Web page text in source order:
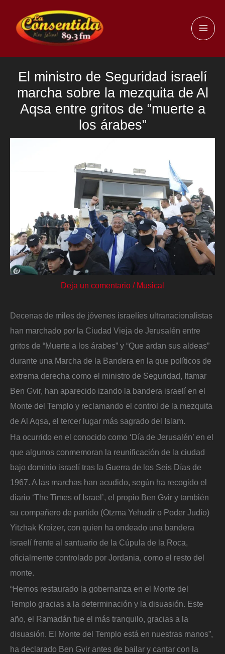
contenido
El ministro de Seguridad israelí
marcha sobre la mezquita de Al
Aqsa entre gritos de “muerte a
los árabes”
Deja un comentario / Musical
Decenas de miles de jóvenes israelíes ultranacionalistas
han marchado por la Ciudad Vieja de Jerusalén entre
gritos de “Muerte a los árabes” y “Que ardan sus aldeas”
durante una Marcha de la Bandera en la que políticos de
extrema derecha como el ministro de Seguridad, Itamar
Ben Gvir, han aparecido izando la bandera israelí en el
Monte del Templo y reclamando el control de la mezquita
de Al Aqsa, el tercer lugar más sagrado del Islam.
Ha ocurrido en el conocido como ‘Día de Jerusalén’ en el
que algunos conmemoran la reunificación de la ciudad
bajo dominio israelí tras la Guerra de los Seis Días de
1967. A las marchas han acudido, según ha recogido el
diario ‘The Times of Israel’, el propio Ben Gvir y también
su compañero de partido (Otzma Yehudir o Poder Judío)
Yitzhak Kroizer, con quien ha ondeado una bandera
israelí frente al santuario de la Cúpula de la Roca,
oficialmente controlado por Jordania, como el resto del
monte.
“Hemos restaurado la gobernanza en el Monte del
Templo gracias a la determinación y la disuasión. Este
año, el Ramadán fue el más tranquilo, gracias a la
disuasión. El Monte del Templo está en nuestras manos”,
ha declarado Ben Gvir antes de bailar y cantar con la